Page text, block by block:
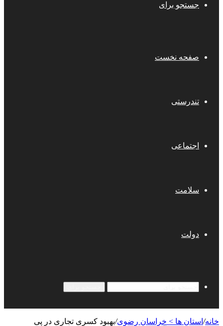
جستجو برای
صفحه نخست
تندرستی
اجتماعی
سلامت
دولت
خانه/ استان ها > خراسان رضوی/بهبود کسری تجاری در پی